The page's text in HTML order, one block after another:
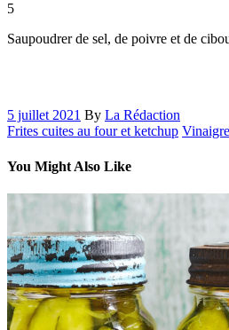
5
Saupoudrer de sel, de poivre et de
5 juillet 2021 By La Rédaction
Frites cuites au four et ketchup
You Might Also Like